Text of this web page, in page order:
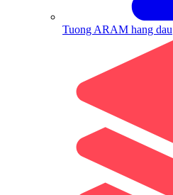
Tuong ARAM hang dau